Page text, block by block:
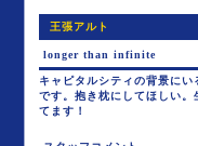
王張アルト
longer than infinite
キャピタルシティの背景に
です。抱き枕にしてほしい。
てます！